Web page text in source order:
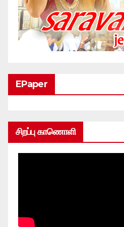
EPaper
சிறப்பு காணொளி